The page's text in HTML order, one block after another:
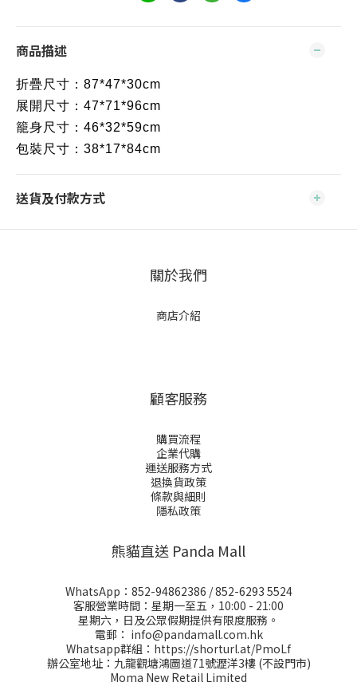
商品描述
折疊尺寸：87*47*30cm
展開尺寸：47*71*96cm
籠身尺寸：46*32*59cm
包裝尺寸：38*17*84cm
送貨及付款方式
關於我們
商店介紹
顧客服務
購買流程
企業代購
運送服務方式
退換貨政策
條款與細則
隱私政策
熊貓直送 Panda Mall
WhatsApp： 852-94862386 /852-6293 5524
客服營業時間：星期一至五，10:00 - 21:00
星期六，日及公眾假期提供有限度服務。
電郵： info@pandamall.com.hk
Whatsapp群組： https://shorturl.at/PmoLf
辦公室地址：九龍觀塘鴻圖道71號瀝洋3樓 (不設門市)
Moma New Retail Limited